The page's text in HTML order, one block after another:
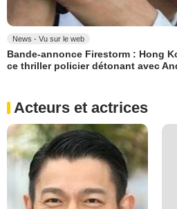
News - Vu sur le web
Bande-annonce Firestorm : Hong
ce thriller policier détonant avec
Acteurs et actrices